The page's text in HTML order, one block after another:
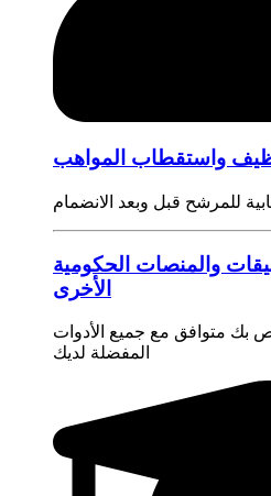
واستقطاب المواهب
للمرشح قبل وبعد الانضمام
والمنصات الحكومية
الأخرى
بك متوافق مع جميع الأدوات
المفضلة لديك